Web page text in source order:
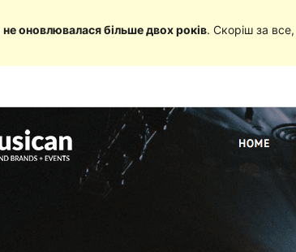
не оновлювалася більше двох років. Скоріш за